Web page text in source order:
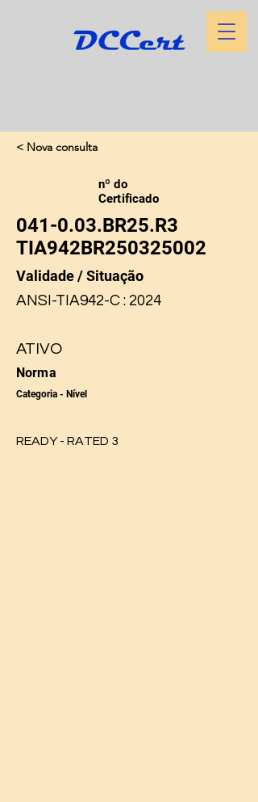
< Nova consulta
nº do
Certificado
041-0.03.BR25.R3
TIA942BR250325002
Validade / Situação
ANSI-TIA942-C : 2024
ATIVO
Norma
Categoria - Nível
READY - RATED 3